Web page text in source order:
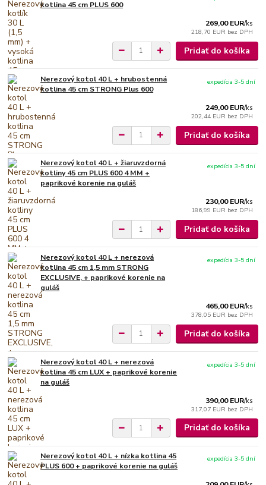
kotlina 45 cm PLUS 600
269,00 EUR/ks
218,70 EUR bez DPH
Pridať do košíka
Nerezový kotol 40 L + hrubostenná
kotlina 45 cm STRONG Plus 600
249,00 EUR/ks
202,44 EUR bez DPH
expedícia 3-5 dní
Pridať do košíka
Nerezový kotol 40 L + žiaruvzdorná
kotliny 45 cm PLUS 600 4 MM +
paprikové korenie na guláš
230,00 EUR/ks
186,99 EUR bez DPH
expedícia 3-5 dní
Pridať do košíka
Nerezový kotol 40 L + nerezová
kotlina 45 cm 1,5 mm STRONG
EXCLUSIVE, + paprikové korenie na
guláš
465,00 EUR/ks
378,05 EUR bez DPH
expedícia 3-5 dní
Pridať do košíka
Nerezový kotol 40 L + nerezová
kotlina 45 cm LUX + paprikové korenie
na guláš
390,00 EUR/ks
317,07 EUR bez DPH
expedícia 3-5 dní
Pridať do košíka
Nerezový kotol 40 L + nízka kotlina 45
PLUS 600 + paprikové korenie na guláš
expedícia 3-5 dní